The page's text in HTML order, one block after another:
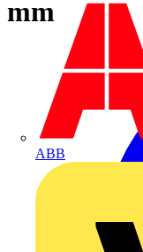
ABB
mm